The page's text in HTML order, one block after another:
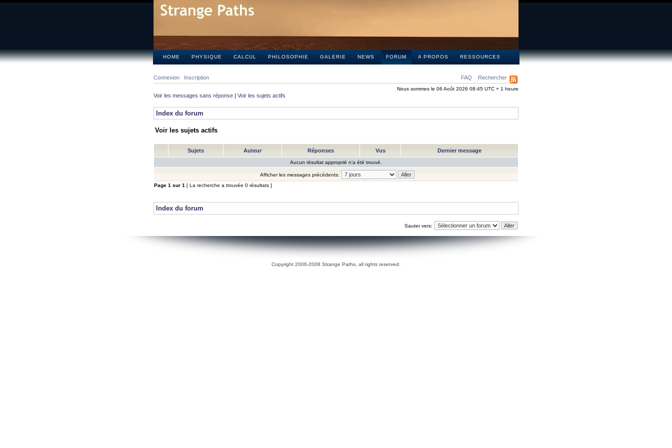
HOME PHYSIQUE CALCUL PHILOSOPHIE GALERIE NEWS FORUM A PROPOS RESSOURCES
FAQ Rechercher
Connexion Inscription
Nous sommes le 06 Août 2026 08:45 UTC + 1 heure
Voir les messages sans réponse | Voir les sujets actifs
Index du forum
Voir les sujets actifs
Sujets Auteur Réponses Vus Dernier message
Aucun résultat approprié n’a été trouvé.
Afficher les messages précédents:
Page 1 sur 1 [ La recherche a trouvée 0 résultats ]
Index du forum
Sauter vers:
Copyright 2006-2008 Strange Paths, all rights reserved.